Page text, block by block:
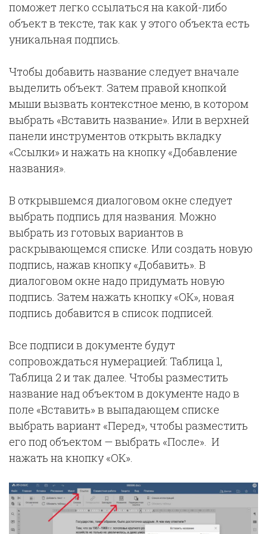
поможет легко ссылаться на какой-либо
объект в тексте, так как у этого объекта есть
уникальная подпись.
Чтобы добавить название следует вначале
выделить объект. Затем правой кнопкой
мыши вызвать контекстное меню, в котором
выбрать «Вставить название». Или в верхней
панели инструментов открыть вкладку
«Ссылки» и нажать на кнопку «Добавление
названия».
В открывшемся диалоговом окне следует
выбрать подпись для названия. Можно
выбрать из готовых вариантов в
раскрывающемся списке. Или создать новую
подпись, нажав кнопку «Добавить». В
диалоговом окне надо придумать новую
подпись. Затем нажать кнопку «ОК», новая
подпись добавится в список подписей.
Все подписи в документе будут
сопровождаться нумерацией: Таблица 1,
Таблица 2 и так далее. Чтобы разместить
название над объектом в документе надо в
поле «Вставить» в выпадающем списке
выбрать вариант «Перед», чтобы разместить
его под объектом — выбрать «После». И
нажать на кнопку «ОК».